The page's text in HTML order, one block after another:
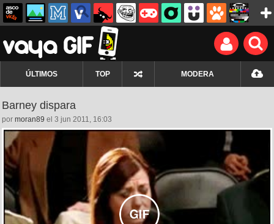
ÚLTIMOS TOP MODERA
Barney dispara
por moran89 el 3 jun 2011, 16:03